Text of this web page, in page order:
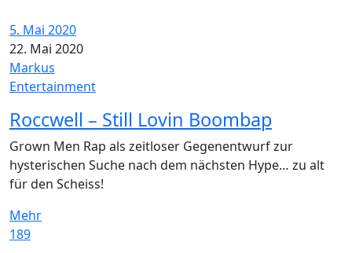
5. Mai 2020
22. Mai 2020
Markus
Entertainment
Roccwell – Still Lovin Boombap
Grown Men Rap als zeitloser Gegenentwurf zur
hysterischen Suche nach dem nächsten Hype… zu alt
für den Scheiss!
Mehr
189